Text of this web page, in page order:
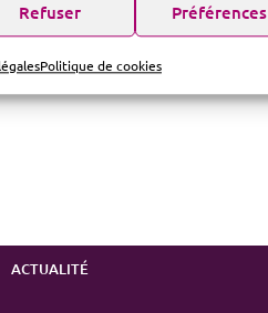
Refuser Préférences
Politique de cookies
ACTUALITÉ